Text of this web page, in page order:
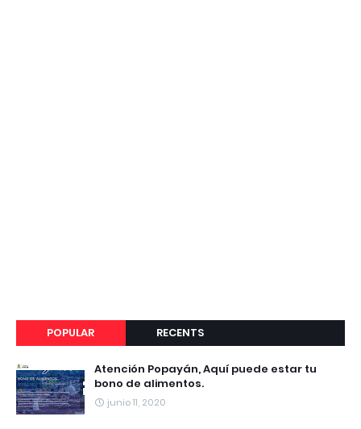
POPULAR RECENTS
Atención Popayán, Aquí puede estar tu
bono de alimentos.
junio 11, 2020